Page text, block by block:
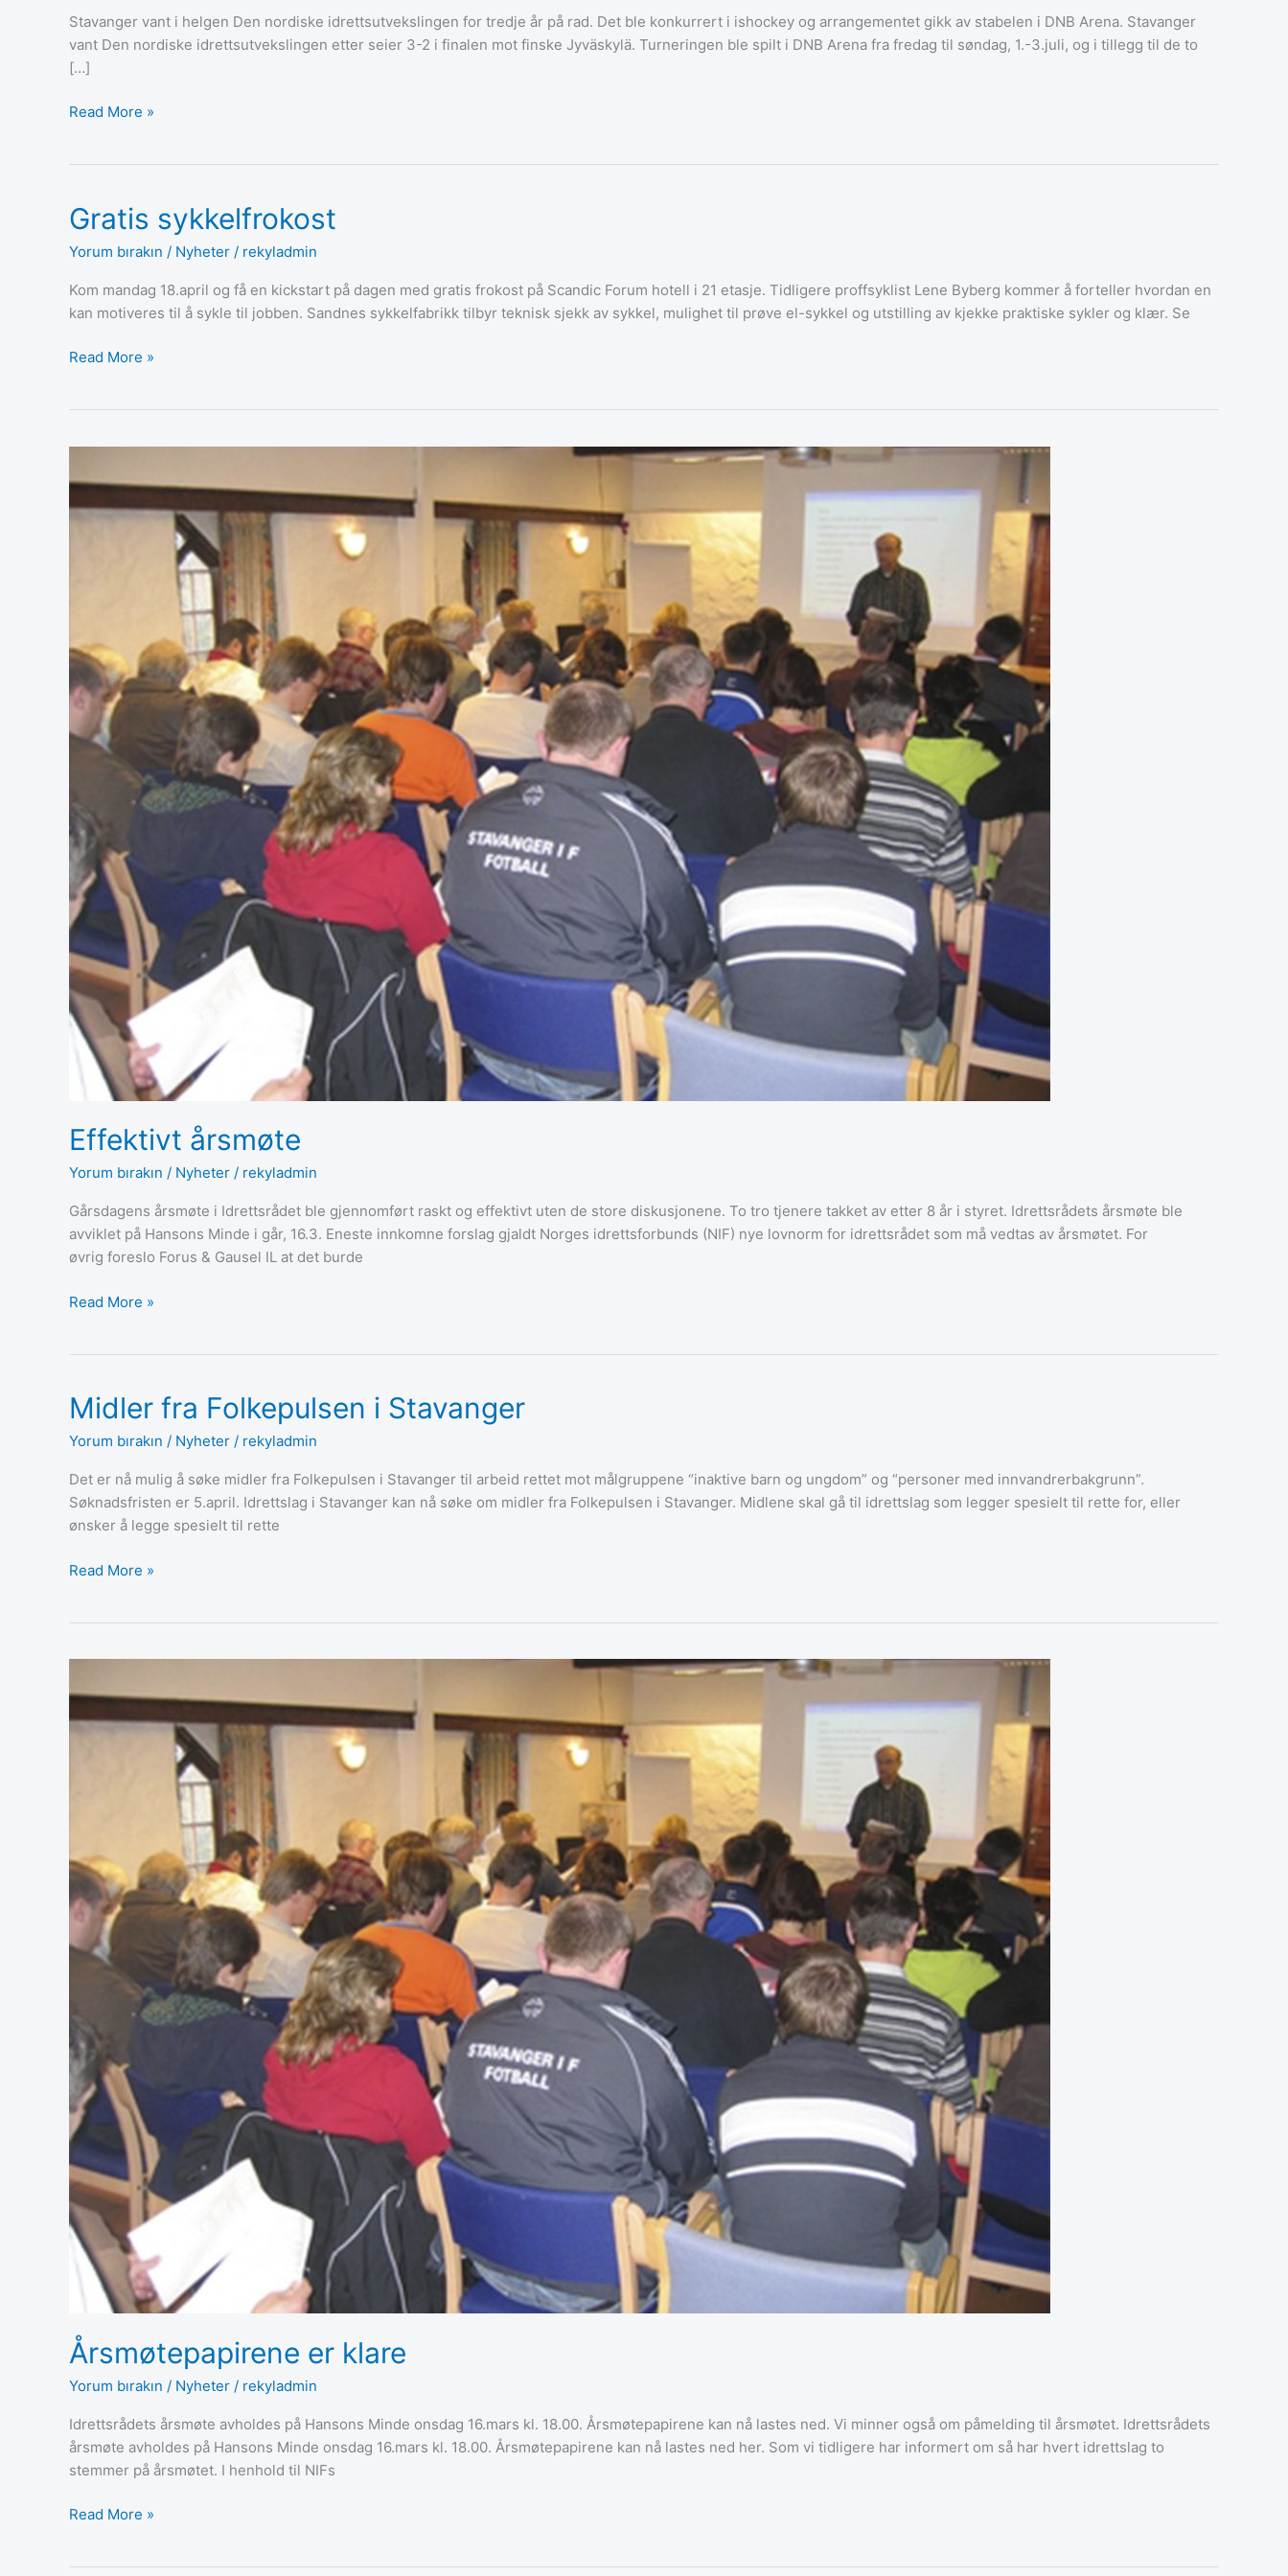
Stavanger vant i helgen Den nordiske idrettsutvekslingen for tredje år på rad. Det ble konkurrert i ishockey og arrangementet gikk av stabelen i DNB Arena. Stavanger
vant Den nordiske idrettsutvekslingen etter seier 3-2 i finalen mot finske Jyväskylä. Turneringen ble spilt i DNB Arena fra fredag til søndag, 1.-3.juli, og i tillegg til de to
[…]
rad!
Read More »
Gratis sykkelfrokost
Yorum bırakın / Nyheter / rekyladmin
Kom mandag 18.april og få en kickstart på dagen med gratis frokost på Scandic Forum hotell i 21 etasje. Tidligere proffsyklist Lene Byberg kommer å forteller hvordan en
kan motiveres til å sykle til jobben. Sandnes sykkelfabrikk tilbyr teknisk sjekk av sykkel, mulighet til prøve el-sykkel og utstilling av kjekke praktiske sykler og klær. Se
Gratis
sykkelfrokost
Read More »
Effektivt årsmøte
Yorum bırakın / Nyheter / rekyladmin
Gårsdagens årsmøte i Idrettsrådet ble gjennomført raskt og effektivt uten de store diskusjonene. To tro tjenere takket av etter 8 år i styret. Idrettsrådets årsmøte ble
avviklet på Hansons Minde i går, 16.3. Eneste innkomne forslag gjaldt Norges idrettsforbunds (NIF) nye lovnorm for idrettsrådet som må vedtas av årsmøtet. For
øvrig foreslo Forus & Gausel IL at det burde
årsmøte
Read More »
Midler fra Folkepulsen i Stavanger
Yorum bırakın / Nyheter / rekyladmin
Det er nå mulig å søke midler fra Folkepulsen i Stavanger til arbeid rettet mot målgruppene “inaktive barn og ungdom” og “personer med innvandrerbakgrunn”.
Søknadsfristen er 5.april. Idrettslag i Stavanger kan nå søke om midler fra Folkepulsen i Stavanger. Midlene skal gå til idrettslag som legger spesielt til rette for, eller
ønsker å legge spesielt til rette
Midler
fra
Folkepulsen
i
Stavanger
Read More »
Årsmøtepapirene er klare
Yorum bırakın / Nyheter / rekyladmin
Idrettsrådets årsmøte avholdes på Hansons Minde onsdag 16.mars kl. 18.00. Årsmøtepapirene kan nå lastes ned. Vi minner også om påmelding til årsmøtet. Idrettsrådets
årsmøte avholdes på Hansons Minde onsdag 16.mars kl. 18.00. Årsmøtepapirene kan nå lastes ned her. Som vi tidligere har informert om så har hvert idrettslag to
stemmer på årsmøtet. I henhold til NIFs
er
klare
Read More »